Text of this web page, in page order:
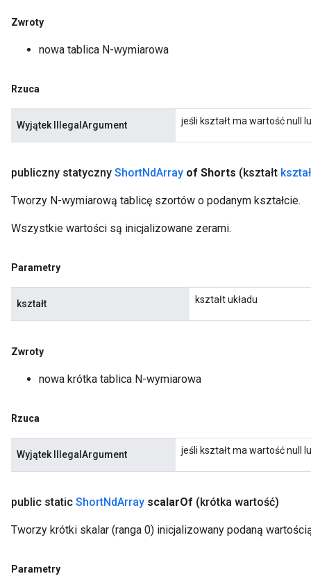
Zwroty
nowa tablica N-wymiarowa
Rzuca
Wyjątek IllegalArgument jeśli kształt ma wartość null
publiczny statyczny ShortNdArray of Shorts (kształt
Tworzy N-wymiarową tablicę szortów o podanym kształcie.
Wszystkie wartości są inicjalizowane zerami.
Parametry
kształt kształt układu
Zwroty
nowa krótka tablica N-wymiarowa
Rzuca
Wyjątek IllegalArgument jeśli kształt ma wartość null
public static ShortNdArray scalarOf (krótka wartość)
Tworzy krótki skalar (ranga 0) inicjalizowany podaną
Parametry